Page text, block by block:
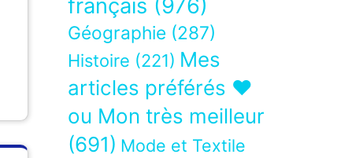
français (976)
Géographie (287)
Histoire (221) Mes
articles préférés ❤
ou Mon très meilleur
(691) Mode et Textile